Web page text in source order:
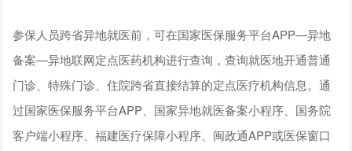
参保人员跨省异地就医前，可在国家医保服务平台APP—异地
备案—异地联网定点医药机构进行查询，查询就医地开通普通
门诊、特殊门诊、住院跨省直接结算的定点医疗机构信息。通
过国家医保服务平台APP、国家异地就医备案小程序、国务院
客户端小程序、福建医疗保障小程序、闽政通APP或医保窗口